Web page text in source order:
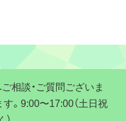
相談・ご質問ございま
。9:00〜17:00（土日祝